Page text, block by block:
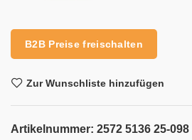
B2B Preise freischalten
Zur Wunschliste hinzufügen
Artikelnummer: 2572 5136 25-098